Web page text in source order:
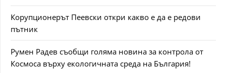
Корупционерът Пеевски откри какво е да е редови
пътник
Румен Радев съобщи голяма новина за контрола от
Космоса върху екологичната среда на България!